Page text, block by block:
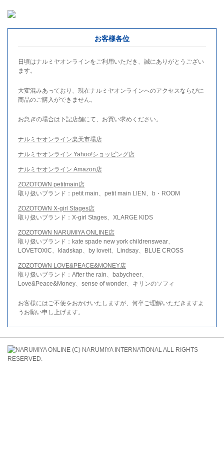
お客様各位
日頃はナルミヤオンラインをご利用いただき、誠にありがとうござい
ます。
大変混みあっており、現在ナルミヤオンラインへのアクセスならびに
商品のご購入ができません。
お急ぎの場合は下記店舗にて、お買い求めください。
ナルミヤオンライン楽天市場店
ナルミヤオンライン Yahoo!ショッピング店
ナルミヤオンライン Amazon店
ZOZOTOWN petitmain店
取り扱いブランド：petit main、petit main LIEN、b・ROOM
ZOZOTOWN X-girl Stages店
取り扱いブランド：X-girl Stages、XLARGE KIDS
ZOZOTOWN NARUMIYA ONLINE店
取り扱いブランド：kate spade new york childrenswear、
LOVETOXIC、kladskap、by loveit、Lindsay、BLUE CROSS
ZOZOTOWN LOVE&PEACE&MONEY店
取り扱いブランド：After the rain、babycheer、
Love&Peace&Money、sense of wonder、キリンのソフィ
お客様にはご不便をおかけいたしますが、何卒ご理解いただきますよ
うお願い申し上げます。